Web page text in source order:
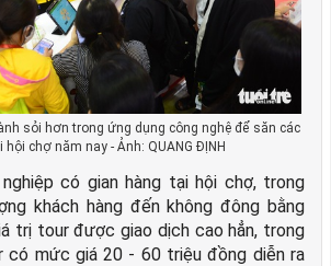
sỏi hơn trong ứng dụng công nghệ để săn các
hội chợ năm nay - Ảnh: QUANG ĐỊNH
có gian hàng tại hội chợ, trong
khách hàng đến không đông bằng
trị tour được giao dịch cao hẳn, trong
có mức giá 20 - 60 triệu đồng diễn ra